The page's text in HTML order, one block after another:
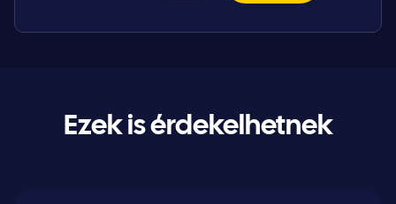
Ezek is érdekelhetnek